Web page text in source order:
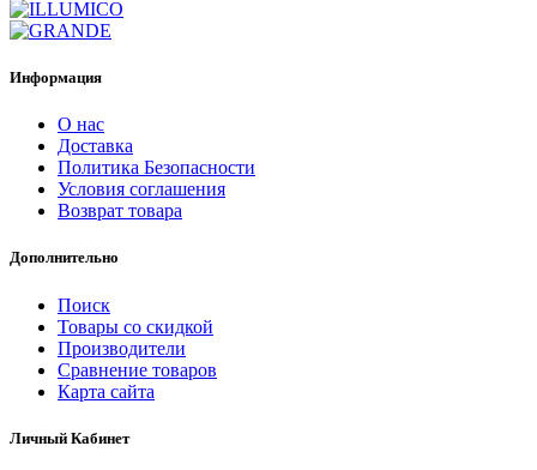
Информация
О нас
Доставка
Политика Безопасности
Условия соглашения
Возврат товара
Дополнительно
Поиск
Товары со скидкой
Производители
Сравнение товаров
Карта сайта
Личный Кабинет